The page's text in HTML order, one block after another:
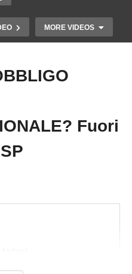
MORE VIDEOS
Code
Virus n.209.SP
Fuori